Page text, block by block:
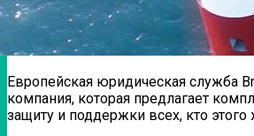
Европейская юридическая служба
компания, которая предлагает
защиту и поддержки всех, кто этого